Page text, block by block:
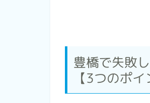
豊橋で失敗
【3つのポイ